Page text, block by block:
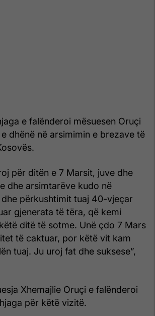
e falënderoi mësuesen Oruçi
dhënë në arsimimin e brezave të
për ditën e 7 Marsit, juve dhe
dhe arsimtarëve kudo në
dhe përkushtimit tuaj 40-vjeçar
gjenerata të tëra, që kemi
ditë të sotme. Unë çdo 7 Mars
të caktuar, por këtë vit kam
tuaj. Ju uroj fat dhe suksese”,
Xhemajlie Oruçi e falënderoi
për këtë vizitë.